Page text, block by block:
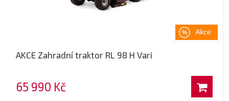
AKCE Zahradní traktor RL 98 H Vari
65 990 Kč